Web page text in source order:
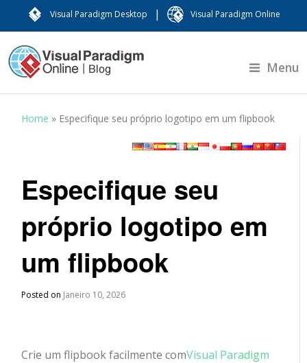
Visual Paradigm Desktop | Visual Paradigm Online
Menu
Home » Especifique seu próprio logotipo em um flipbook
Especifique seu
próprio logotipo em
um flipbook
Posted on Janeiro 10, 2026
Crie um flipbook facilmente comVisual Paradigm